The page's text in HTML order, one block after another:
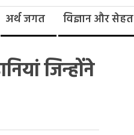
अर्थ जगत विज्ञान और सेहत
जिन्होंने